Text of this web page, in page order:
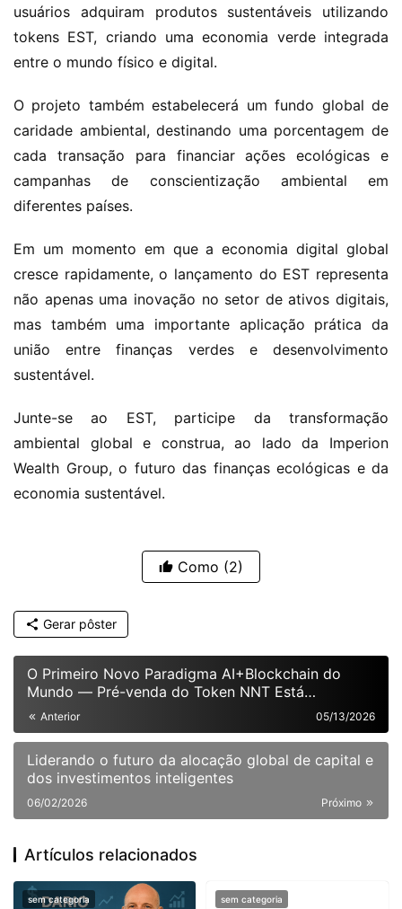
usuários adquiram produtos sustentáveis utilizando
tokens EST, criando uma economia verde integrada
entre o mundo físico e digital.
O projeto também estabelecerá um fundo global de
caridade ambiental, destinando uma porcentagem de
cada transação para financiar ações ecológicas e
campanhas de conscientização ambiental em
diferentes países.
Em um momento em que a economia digital global
cresce rapidamente, o lançamento do EST representa
não apenas uma inovação no setor de ativos digitais,
mas também uma importante aplicação prática da
união entre finanças verdes e desenvolvimento
sustentável.
Junte-se ao EST, participe da transformação
ambiental global e construa, ao lado da Imperion
Wealth Group, o futuro das finanças ecológicas e da
economia sustentável.
Como (2)
Gerar pôster
O Primeiro Novo Paradigma AI+Blockchain do
Mundo — Pré-venda do Token NNT Está
Oficialmente Aberta
Anterior 05/13/2026
Liderando o futuro da alocação global de capital e
dos investimentos inteligentes
Próximo
06/02/2026
Artículos relacionados
sem categoria sem categoria